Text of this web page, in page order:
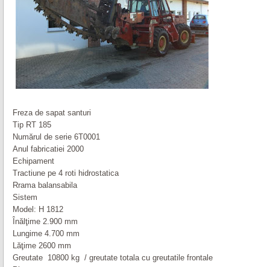
Freza de sapat santuri
Tip RT 185
Numărul de serie 6T0001
Anul fabricatiei 2000
Echipament
Tractiune pe 4 roti hidrostatica
Rrama balansabila
Sistem
Model: H 1812
Înălţime 2.900 mm
Lungime 4.700 mm
Lăţime 2600 mm
Greutate 10800 kg / greutate totala cu greutatile frontale